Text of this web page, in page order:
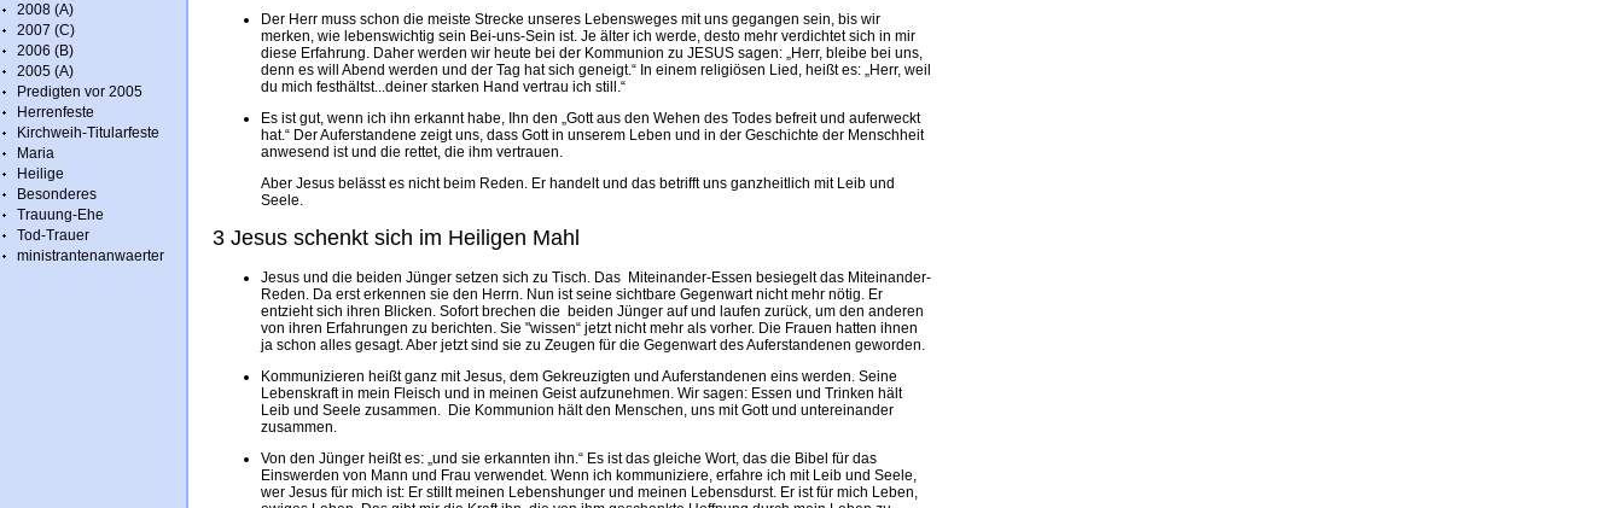
2008 (A)
2007 (C)
2006 (B)
2005 (A)
Predigten vor 2005
Herrenfeste
Kirchweih-Titularfeste
Maria
Heilige
Besonderes
Trauung-Ehe
Tod-Trauer
ministrantenanwaerter
Der Herr muss schon die meiste Strecke unseres Lebensweges mit uns gegangen sein, bis wir
merken, wie lebenswichtig sein Bei-uns-Sein ist. Je älter ich werde, desto mehr verdichtet sich in mir
diese Erfahrung. Daher werden wir heute bei der Kommunion zu JESUS sagen: „Herr, bleibe bei uns,
denn es will Abend werden und der Tag hat sich geneigt.“ In einem religiösen Lied, heißt es: „Herr, weil
du mich festhältst...deiner starken Hand vertrau ich still.“
Es ist gut, wenn ich ihn erkannt habe, Ihn den „Gott aus den Wehen des Todes befreit und auferweckt
hat.“ Der Auferstandene zeigt uns, dass Gott in unserem Leben und in der Geschichte der Menschheit
anwesend ist und die rettet, die ihm vertrauen.
Aber Jesus belässt es nicht beim Reden. Er handelt und das betrifft uns ganzheitlich mit Leib und
Seele.
3 Jesus schenkt sich im Heiligen Mahl
Jesus und die beiden Jünger setzen sich zu Tisch. Das Miteinander-Essen besiegelt das Miteinander-
Reden. Da erst erkennen sie den Herrn. Nun ist seine sichtbare Gegenwart nicht mehr nötig. Er
entzieht sich ihren Blicken. Sofort brechen die beiden Jünger auf und laufen zurück, um den anderen
von ihren Erfahrungen zu berichten. Sie "wissen“ jetzt nicht mehr als vorher. Die Frauen hatten ihnen
ja schon alles gesagt. Aber jetzt sind sie zu Zeugen für die Gegenwart des Auferstandenen geworden.
Kommunizieren heißt ganz mit Jesus, dem Gekreuzigten und Auferstandenen eins werden. Seine
Lebenskraft in mein Fleisch und in meinen Geist aufzunehmen. Wir sagen: Essen und Trinken hält
Leib und Seele zusammen. Die Kommunion hält den Menschen, uns mit Gott und untereinander
zusammen.
Von den Jünger heißt es: „und sie erkannten ihn.“ Es ist das gleiche Wort, das die Bibel für das
Einswerden von Mann und Frau verwendet. Wenn ich kommuniziere, erfahre ich mit Leib und Seele,
wer Jesus für mich ist: Er stillt meinen Lebenshunger und meinen Lebensdurst. Er ist für mich Leben,